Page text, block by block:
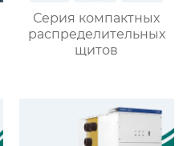
Серия компактных
распределительных
щитов